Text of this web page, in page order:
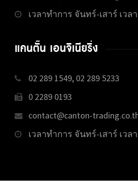
เวลาทำการ จันทร์-เสาร์ เวลา
แคนตั้น เอนจิเนียริ่ง
02 289 1549, 02 289 5233
0 2289 0193
contact@canton-
เวลาทำการ จันทร์-เสาร์ เวลา